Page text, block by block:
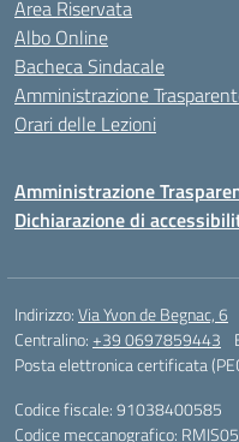
Area Riservata
Albo Online
Bacheca Sindacale
Amministrazione
Orari delle Lezioni
Amministrazione
Dichiarazione di
Indirizzo:Via Yvon de Begnac, 6
Centralino:+39 0697859443
Posta elettronica certificata
Codice fiscale: 91038400585
Codice meccanografico: